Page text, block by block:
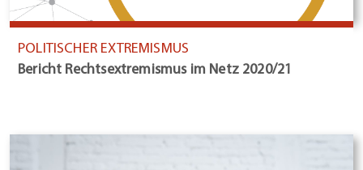
POLITISCHER EXTREMISMUS
Bericht Rechtsextremismus im Netz 2020/21